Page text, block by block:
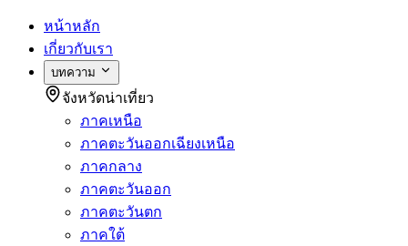
หน้าหลัก
เกี่ยวกับเรา
บทความ
จังหวัดน่าเที่ยว
ภาคเหนือ
ภาคตะวันออกเฉียงเหนือ
ภาคกลาง
ภาคตะวันออก
ภาคตะวันตก
ภาคใต้